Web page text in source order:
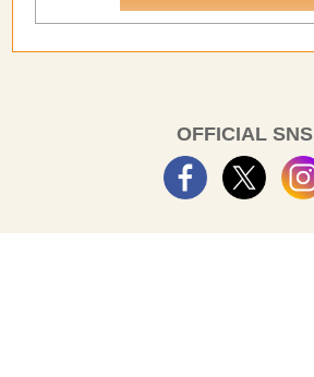
OFFICIAL SNS